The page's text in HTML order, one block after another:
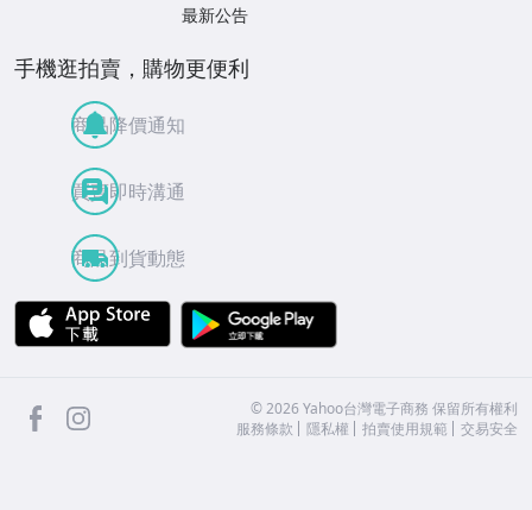
最新公告
手機逛拍賣，購物更便利
商品降價通知
買賣即時溝通
商品到貨動態
APP Store
facebook ©2026 Yahoo台灣電子商務 保留所有權利
服務條款
隱私權 拍賣使用規範 交易安全